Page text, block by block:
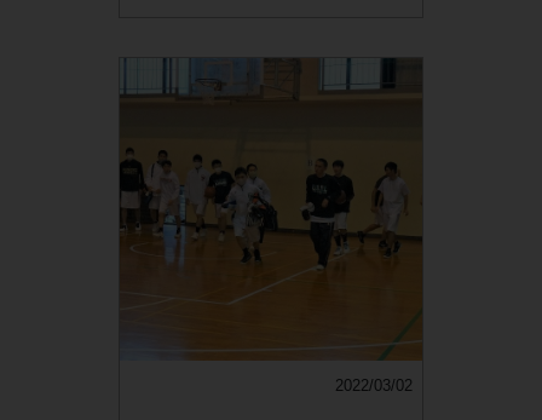
2022/03/02